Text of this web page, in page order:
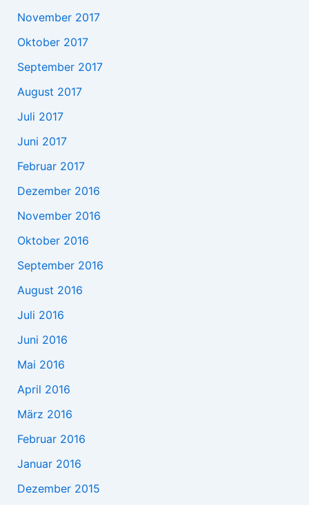
November 2017
Oktober 2017
September 2017
August 2017
Juli 2017
Juni 2017
Februar 2017
Dezember 2016
November 2016
Oktober 2016
September 2016
August 2016
Juli 2016
Juni 2016
Mai 2016
April 2016
März 2016
Februar 2016
Januar 2016
Dezember 2015